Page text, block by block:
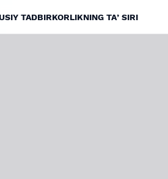
TADBIRKORLIKNING TAʼSIRI